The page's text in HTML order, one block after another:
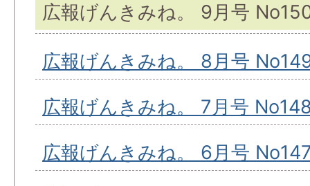
広報げんきみね。 9月号
広報げんきみね。 8月号
広報げんきみね。 7月号
広報げんきみね。 6月号